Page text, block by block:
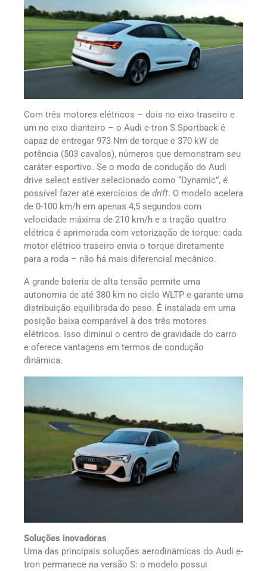
Com três motores elétricos – dois no eixo traseiro e
um no eixo dianteiro – o Audi e-tron S Sportback é
capaz de entregar 973 Nm de torque e 370 kW de
potência (503 cavalos), números que demonstram seu
caráter esportivo. Se o modo de condução do Audi
drive select estiver selecionado como “Dynamic”, é
possível fazer até exercícios de drift. O modelo acelera
de 0-100 km/h em apenas 4,5 segundos com
velocidade máxima de 210 km/h e a tração quattro
elétrica é aprimorada com vetorização de torque: cada
motor elétrico traseiro envia o torque diretamente
para a roda – não há mais diferencial mecânico.
A grande bateria de alta tensão permite uma
autonomia de até 380 km no ciclo WLTP e garante uma
distribuição equilibrada do peso. É instalada em uma
posição baixa comparável à dos três motores
elétricos. Isso diminui o centro de gravidade do carro
e oferece vantagens em termos de condução
dinâmica.
Soluções inovadoras
Uma das principais soluções aerodinâmicas do Audi e-
tron permanece na versão S: o modelo possui